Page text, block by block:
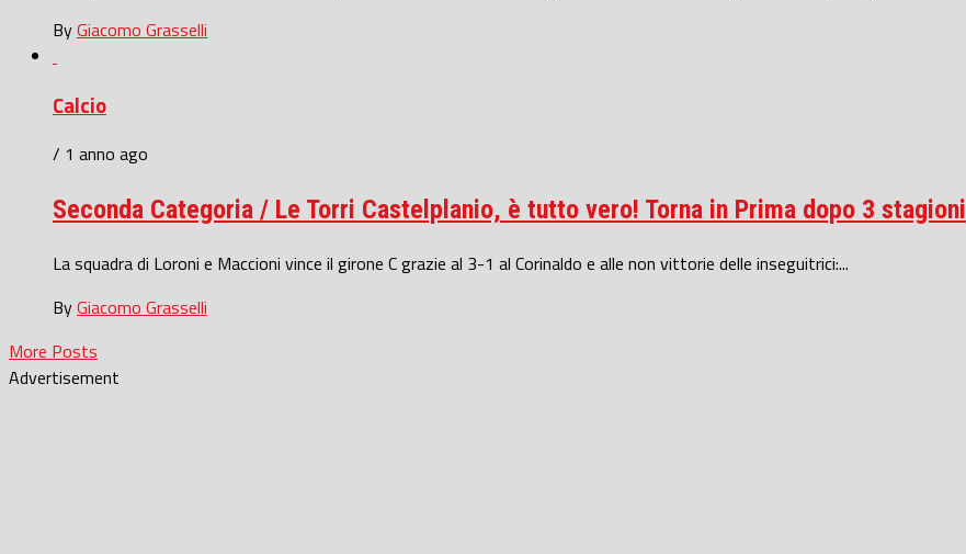
ByGiacomo Grasselli
Calcio
/ 1 anno ago
Seconda Categoria / Le Torri Castelplanio, è tutto vero! Torna in Prima dopo 3 stagioni
La squadra di Loroni e Maccioni vince il girone C grazie al 3-1 al Corinaldo e alle non vittorie delle inseguitrici:...
ByGiacomo Grasselli
More Posts
Advertisement